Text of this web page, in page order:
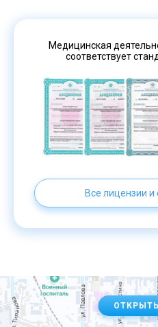
Медицинская
соответствует
Все лицензии